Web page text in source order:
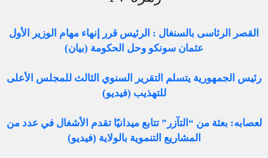
القصر الرئاسى بالسنغال : الرئيس قرر إنهاء مهام الوزير الأول
عثمان سونكو وحل الحكومة (بيان)
رئيس الجمهورية يتسلم التقرير السنوي الثالث للمجلس الأعلى
للتهذيب (فيديو)
لعصابه: بعثة من “التآزر” تتابع ميدانيًا تقدم الأشغال في عدد من
المشاريع التنموية بالولاية (فيديو)